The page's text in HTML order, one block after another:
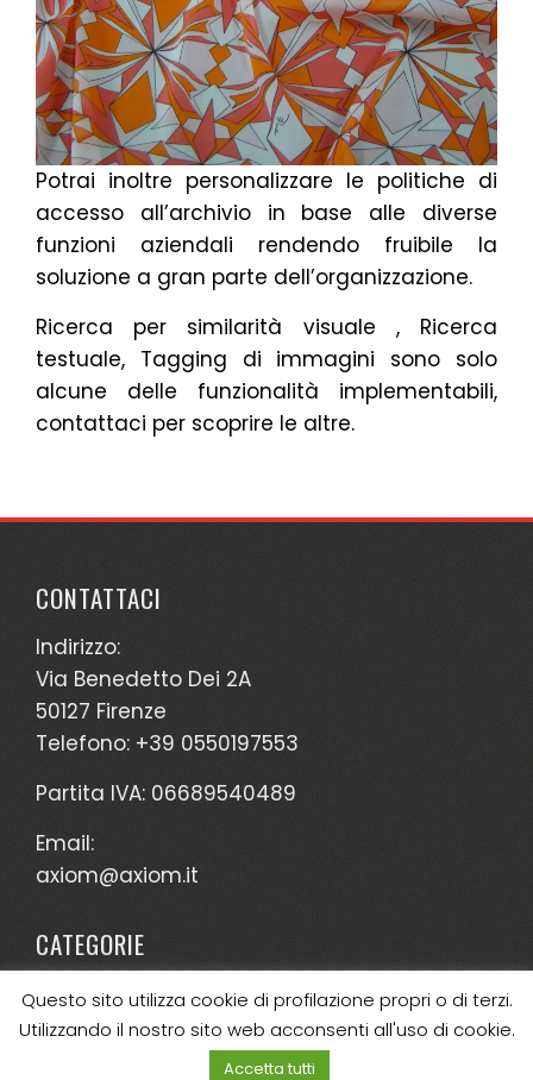
Potrai inoltre personalizzare le politiche di
accesso all’archivio in base alle diverse
funzioni aziendali rendendo fruibile la
soluzione a gran parte dell’organizzazione.
Ricerca per similarità visuale , Ricerca
testuale, Tagging di immagini sono solo
alcune delle funzionalità implementabili,
contattaci per scoprire le altre.
CONTATTACI
Indirizzo:
Via Benedetto Dei 2A
50127 Firenze
Telefono: +39 0550197553
Partita IVA: 06689540489
Email:
axiom@axiom.it
CATEGORIE
Nessuna categoria
Questo sito utilizza cookie di profilazione propri o di terzi.
Utilizzando il nostro sito web acconsenti all'uso di cookie.
Accetta tutti